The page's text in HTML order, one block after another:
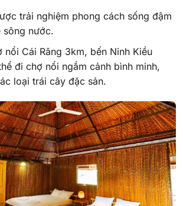
trải nghiệm phong cách sống đậm
sông nước.
nổi Cái Răng 3km, bến Ninh Kiều
đi chợ nổi ngắm cảnh bình minh,
loại trái cây đặc sản.